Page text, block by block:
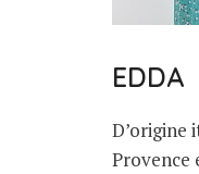
EDDA
D’origine
Provence